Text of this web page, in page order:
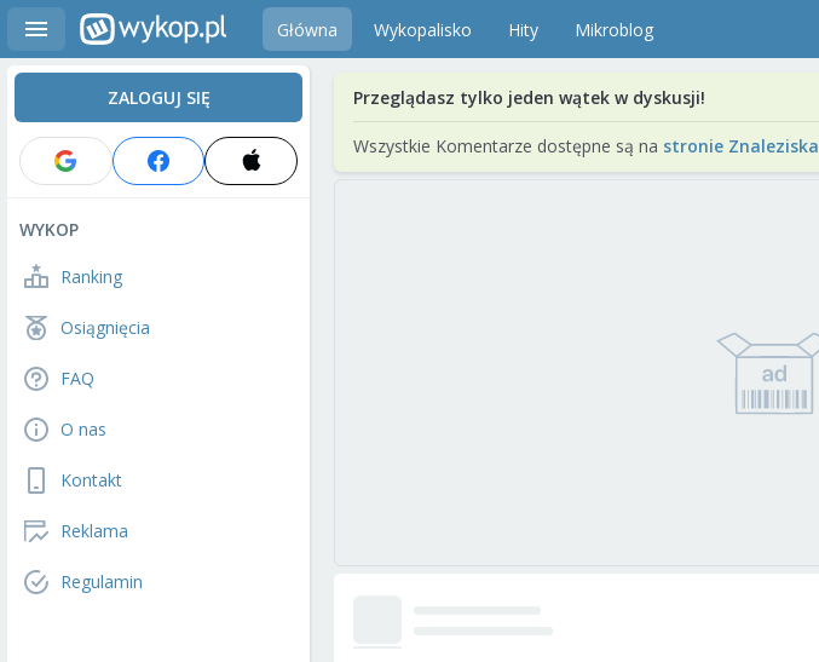
Główna Wykopalisko Hity Mikroblog
ZALOGUJ SIĘ
WYKOP
Ranking
Osiągnięcia
FAQ
O nas
Kontakt
Reklama
Regulamin
Przeglądasz tylko jeden wątek w dyskusji!
Wszystkie Komentarze dostępne są na stronie Znaleziska